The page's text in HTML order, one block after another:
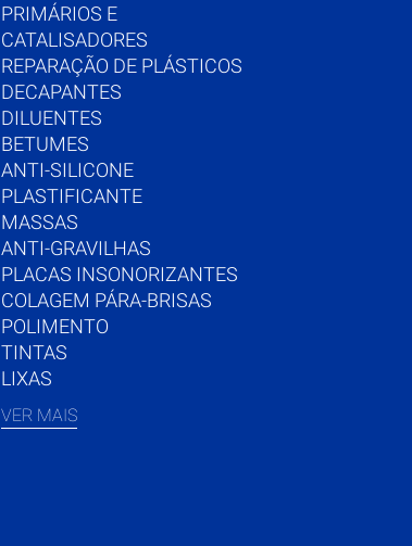
PRIMÁRIOS E
CATALISADORES
REPARAÇÃO DE PLÁSTICOS
DECAPANTES
DILUENTES
BETUMES
ANTI-SILICONE
PLASTIFICANTE
MASSAS
ANTI-GRAVILHAS
PLACAS INSONORIZANTES
COLAGEM PÁRA-BRISAS
POLIMENTO
TINTAS
LIXAS
VER MAIS